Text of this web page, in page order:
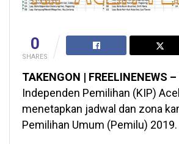
0
SHARES
TAKENGON | FREELINENEWS –
Independen Pemilihan (KIP)
menetapkan jadwal dan zona
Pemilihan Umum (Pemilu) 2019.